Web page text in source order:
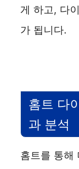
게 하고, 다
가 됩니다.
홈트 다
과 분석
홈트를 통해